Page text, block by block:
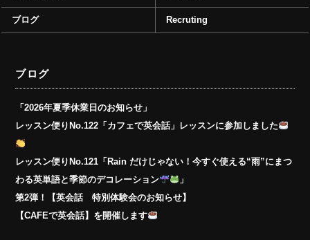
ブログ Recruting
ブログ
「2026年夏季休業日のお知らせ」
レッスン便りNo.122「カフェで英会話」レッスンに参加しました
レッスン便りNo.121「Rain だけじゃない！今すぐ使える“雨”にまつ
わる英単語と季節のデコレーション
」
第2弾！【英会話 特別体験会のお知らせ】
【CAFEで英会話】を開催します